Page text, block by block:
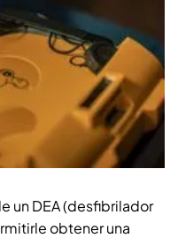
un DEA (desfibrilador
obtener una